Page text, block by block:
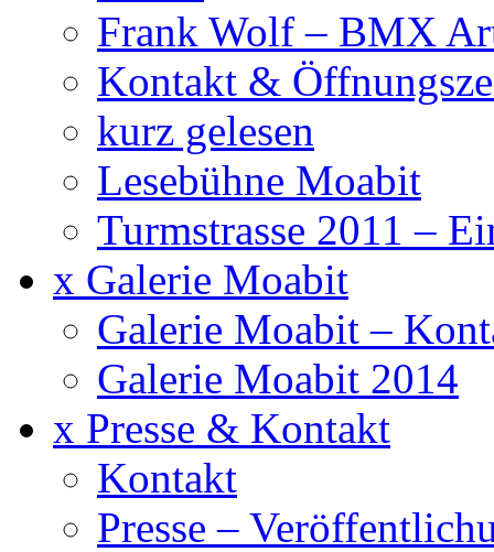
Frank Wolf – BMX
Kontakt &
kurz gelesen
Lesebühne Moabit
Turmstrasse 2011 –
x Galerie Moabit
Galerie Moabit –
Galerie Moabit 2014
x Presse & Kontakt
Kontakt
Presse –